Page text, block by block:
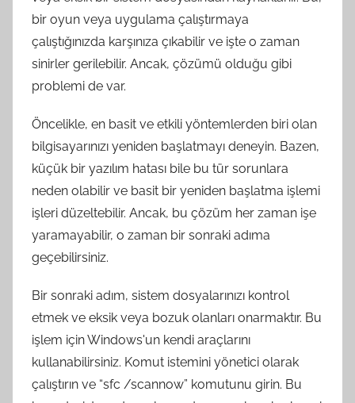
bir oyun veya uygulama çalıştırmaya
çalıştığınızda karşınıza çıkabilir ve işte o zaman
sinirler gerilebilir. Ancak, çözümü olduğu gibi
problemi de var.
Öncelikle, en basit ve etkili yöntemlerden biri olan
bilgisayarınızı yeniden başlatmayı deneyin. Bazen,
küçük bir yazılım hatası bile bu tür sorunlara
neden olabilir ve basit bir yeniden başlatma işlemi
işleri düzeltebilir. Ancak, bu çözüm her zaman işe
yaramayabilir, o zaman bir sonraki adıma
geçebilirsiniz.
Bir sonraki adım, sistem dosyalarınızı kontrol
etmek ve eksik veya bozuk olanları onarmaktır. Bu
işlem için Windows'un kendi araçlarını
kullanabilirsiniz. Komut istemini yönetici olarak
çalıştırın ve “sfc /scannow” komutunu girin. Bu